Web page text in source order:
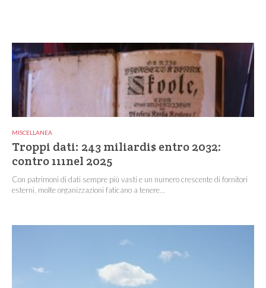
MISCELLANEA
Troppi dati: 243 miliardi$ entro 2032:
contro 111nel 2025
Con patrimoni di dati sempre più vasti e un numero crescente di fornitori
esterni, molte organizzazioni faticano a tenere...